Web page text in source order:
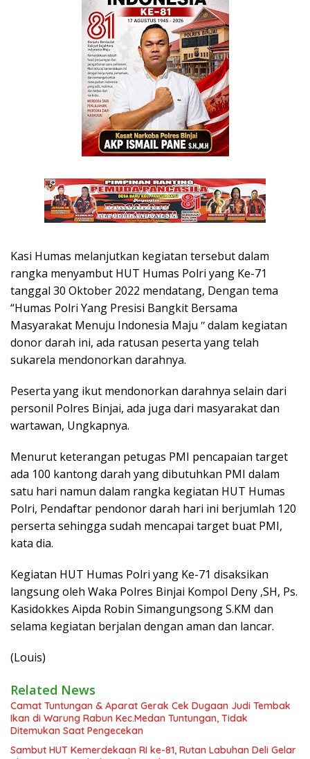
Kasi Humas melanjutkan kegiatan tersebut dalam
rangka menyambut HUT Humas Polri yang Ke-71
tanggal 30 Oktober 2022 mendatang, Dengan tema
“Humas Polri Yang Presisi Bangkit Bersama
Masyarakat Menuju Indonesia Maju ʺ dalam kegiatan
donor darah ini, ada ratusan peserta yang telah
sukarela mendonorkan darahnya.
Peserta yang ikut mendonorkan darahnya selain dari
personil Polres Binjai, ada juga dari masyarakat dan
wartawan, Ungkapnya.
Menurut keterangan petugas PMI pencapaian target
ada 100 kantong darah yang dibutuhkan PMI dalam
satu hari namun dalam rangka kegiatan HUT Humas
Polri, Pendaftar pendonor darah hari ini berjumlah 120
perserta sehingga sudah mencapai target buat PMI,
kata dia.
Kegiatan HUT Humas Polri yang Ke-71 disaksikan
langsung oleh Waka Polres Binjai Kompol Deny ,SH, Ps.
Kasidokkes Aipda Robin Simangungsong S.KM dan
selama kegiatan berjalan dengan aman dan lancar.
(Louis)
Related News
Camat Tuntungan & Aparat Gerak Cek Dugaan Judi Tembak
Ikan di Warung Rabun Kec.Medan Tuntungan, Tidak
Ditemukan Saat Pengecekan
Sambut HUT Kemerdekaan RI ke-81, Rutan Labuhan Deli Gelar